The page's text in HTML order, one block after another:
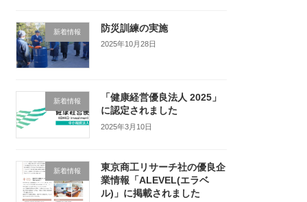
新着情報 防災訓練の実施
2025年10月28日
新着情報
「健康経営優良法人 2025」
に認定されました
2025年3月10日
新着情報
東京商工リサーチ社の優良企
業情報「ALEVEL(エラベ
ル)」に掲載されました